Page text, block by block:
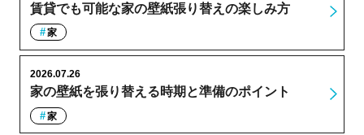
賃貸でも可能な家の壁紙張り替えの楽しみ方
家
家の壁紙を張り替える時期と準備のポイント
2026.07.26
家